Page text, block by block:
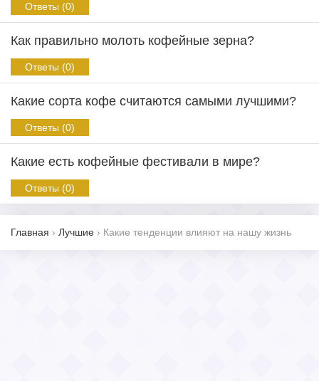
Ответы (0)
Как правильно молоть кофейные зерна?
Ответы (0)
Какие сорта кофе считаются самыми лучшими?
Ответы (0)
Какие есть кофейные фестивали в мире?
Ответы (0)
Главная › Лучшие › Какие тенденции влияют на нашу жизнь